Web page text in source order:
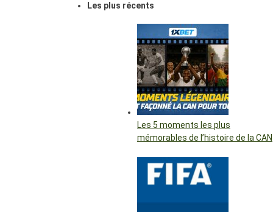
Les plus récents
Les 5 moments les plus
mémorables de l’histoire de la CAN